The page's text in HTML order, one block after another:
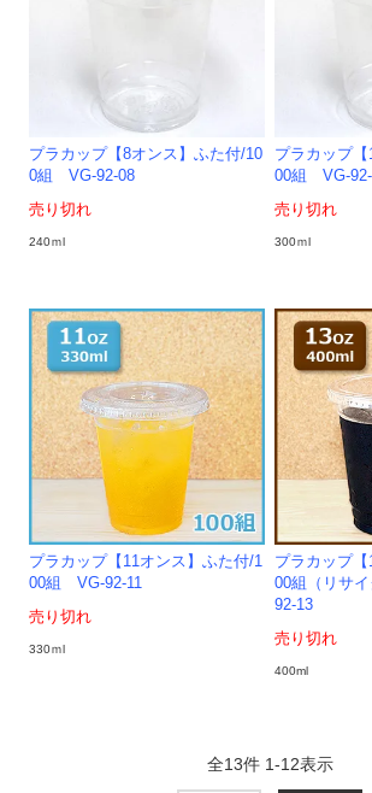
プラカップ【8オンス】ふた付/10
0組 VG-92-08
売り切れ
240ｍl
プラカップ
00組 VG-
売り切れ
300ｍl
プラカップ【11オンス】ふた付/1
00組 VG-92-11
売り切れ
330ｍl
プラカップ
00組（リサ
92-13
売り切れ
400ml
全13件 1-12表示